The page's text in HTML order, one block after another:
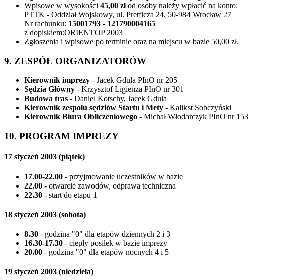
Wpisowe w wysokości 45,00 złod osoby należy wpłacić na konto:
PTTK - Oddział Wojskowy, ul. Pretficza 24, 50-984 Wrocław 27
Nr rachunku: 15001793 - 121790004165
z dopiskiem:ORIENTOP 2003
Zgłoszenia i wpisowe po terminie oraz na miejscu w bazie 50,00 zł.
9. ZESPÓŁ ORGANIZATORÓW
Kierownik imprezy - Jacek Gdula PInO nr 205
Sędzia Główny - Krzysztof Ligienza PInO nr 301
Budowa tras - Daniel Kotschy, Jacek Gdula
Kierownik zespołu sędziów Startu i Mety - Kalikst Sobczyński
Kierownik Biura Obliczeniowego - Michał Włodarczyk PInO nr 153
10. PROGRAM IMPREZY
17 styczeń 2003 (piątek)
17.00-22.00 - przyjmowanie uczestników w bazie
22.00 - otwarcie zawodów, odprawa techniczna
22.30 - start do etapu 1
18 styczeń 2003 (sobota)
8.30 - godzina "0" dla etapów dziennych 2 i 3
16.30-17.30 - ciepły posiłek w bazie imprezy
20.00 - godzina "0" dla etapów nocnych 4 i 5
19 styczeń 2003 (niedziela)